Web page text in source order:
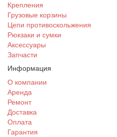
Крепления
Грузовые корзины
Цепи противоскольжения
Рюкзаки и сумки
Аксессуары
Запчасти
Информация
О компании
Аренда
Ремонт
Доставка
Оплата
Гарантия